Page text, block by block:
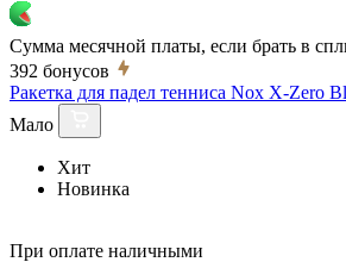
Сумма месячной платы, если брать в
392 бонусов
Ракетка для падел тенниса Nox X-Zero
Мало
Хит
Новинка
При оплате наличными